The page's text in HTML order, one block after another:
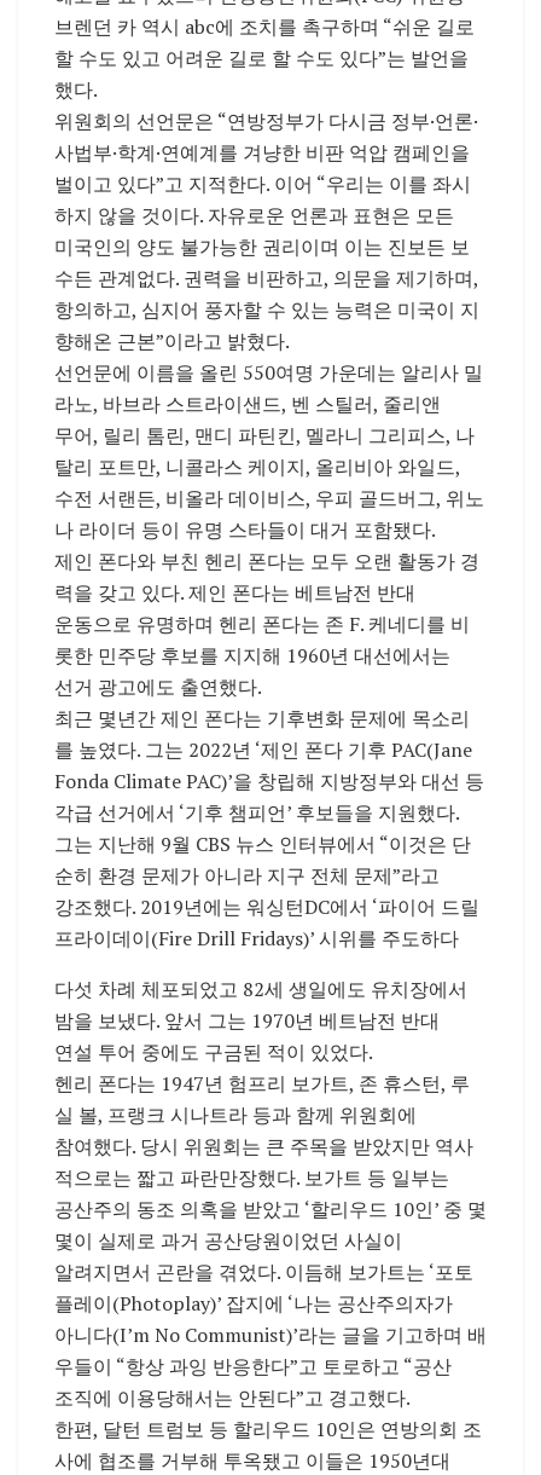
브렌던 카 역시 abc에 조치를 촉구하며 “쉬운 길로
할 수도 있고 어려운 길로 할 수도 있다”는 발언을
했다.
위원회의 선언문은 “연방정부가 다시금 정부·언론·
사법부·학계·연예계를 겨냥한 비판 억압 캠페인을
벌이고 있다”고 지적한다. 이어 “우리는 이를 좌시
하지 않을 것이다. 자유로운 언론과 표현은 모든
미국인의 양도 불가능한 권리이며 이는 진보든 보
수든 관계없다. 권력을 비판하고, 의문을 제기하며,
항의하고, 심지어 풍자할 수 있는 능력은 미국이 지
향해온 근본”이라고 밝혔다.
선언문에 이름을 올린 550여명 가운데는 알리사 밀
라노, 바브라 스트라이샌드, 벤 스틸러, 줄리앤
무어, 릴리 톰린, 맨디 파틴킨, 멜라니 그리피스, 나
탈리 포트만, 니콜라스 케이지, 올리비아 와일드,
수전 서랜든, 비올라 데이비스, 우피 골드버그, 위노
나 라이더 등이 유명 스타들이 대거 포함됐다.
제인 폰다와 부친 헨리 폰다는 모두 오랜 활동가 경
력을 갖고 있다. 제인 폰다는 베트남전 반대
운동으로 유명하며 헨리 폰다는 존 F. 케네디를 비
롯한 민주당 후보를 지지해 1960년 대선에서는
선거 광고에도 출연했다.
최근 몇년간 제인 폰다는 기후변화 문제에 목소리
를 높였다. 그는 2022년 ‘제인 폰다 기후 PAC(Jane
Fonda Climate PAC)’을 창립해 지방정부와 대선 등
각급 선거에서 ‘기후 챔피언’ 후보들을 지원했다.
그는 지난해 9월 CBS 뉴스 인터뷰에서 “이것은 단
순히 환경 문제가 아니라 지구 전체 문제”라고
강조했다. 2019년에는 워싱턴DC에서 ‘파이어 드릴
프라이데이(Fire Drill Fridays)’ 시위를 주도하다
다섯 차례 체포되었고 82세 생일에도 유치장에서
밤을 보냈다. 앞서 그는 1970년 베트남전 반대
연설 투어 중에도 구금된 적이 있었다.
헨리 폰다는 1947년 험프리 보가트, 존 휴스턴, 루
실 볼, 프랭크 시나트라 등과 함께 위원회에
참여했다. 당시 위원회는 큰 주목을 받았지만 역사
적으로는 짧고 파란만장했다. 보가트 등 일부는
공산주의 동조 의혹을 받았고 ‘할리우드 10인’ 중 몇
몇이 실제로 과거 공산당원이었던 사실이
알려지면서 곤란을 겪었다. 이듬해 보가트는 ‘포토
플레이(Photoplay)’ 잡지에 ‘나는 공산주의자가
아니다(I’m No Communist)’라는 글을 기고하며 배
우들이 “항상 과잉 반응한다”고 토로하고 “공산
조직에 이용당해서는 안된다”고 경고했다.
한편, 달턴 트럼보 등 할리우드 10인은 연방의회 조
사에 협조를 거부해 투옥됐고 이들은 1950년대